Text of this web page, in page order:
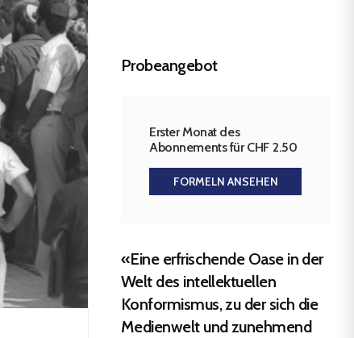
Probeangebot
Erster Monat des
Abonnements für CHF 2.50
FORMELN ANSEHEN
«Eine erfrischende Oase in der
Welt des intellektuellen
Konformismus, zu der sich die
Medienwelt und zunehmend